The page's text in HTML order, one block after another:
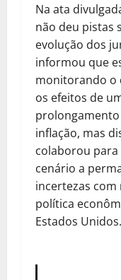
Na ata
não deu pistas
evolução dos
informou que
monitorando o
os efeitos de
inflação, mas
colaborou para
cenário a
incertezas com
política
Estados Unidos.